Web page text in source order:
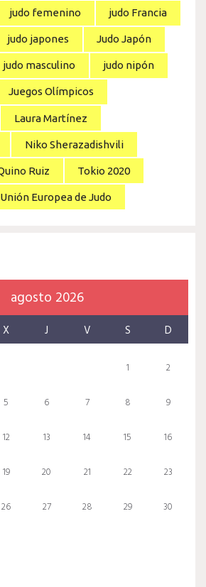
judo femenino judo Francia
judo japones Judo Japón
judo masculino judo nipón
Juegos Olímpicos
Laura Martínez
Niko Sherazadishvili
Ruiz Tokio 2020
Unión Europea de Judo
agosto 2026
X J V S D
1 2
5 6 7 8 9
12 13 14 15 16
19 20 21 22 23
26 27 28 29 30